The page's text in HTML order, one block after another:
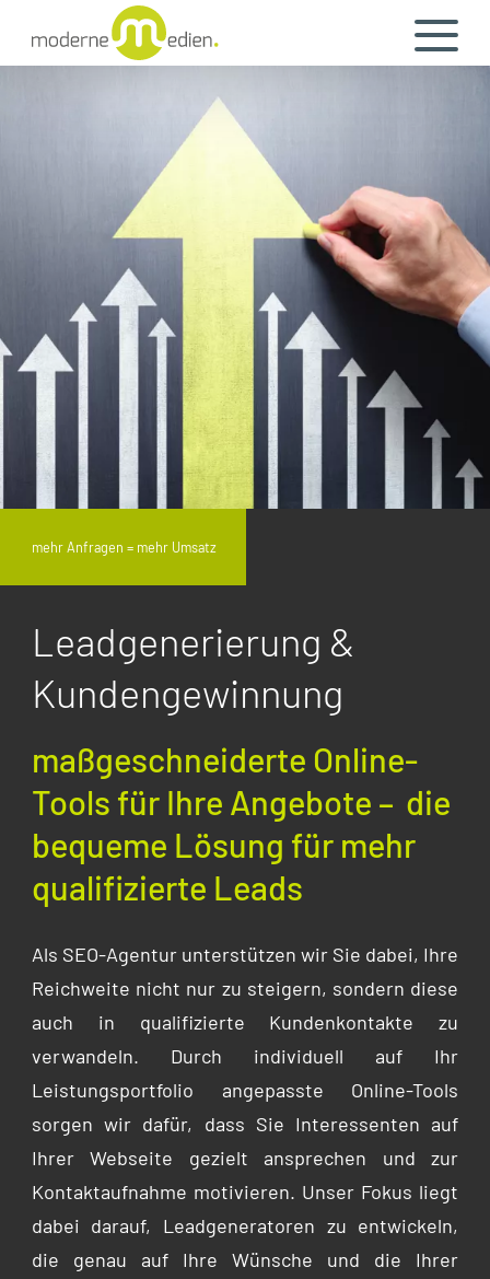
mehr Anfragen = mehr Umsatz
Leadgenerierung &
Kundengewinnung
maßgeschneiderte Online-
Tools für Ihre Angebote – die
bequeme Lösung für mehr
qualifizierte Leads
Als SEO-Agentur unterstützen wir Sie dabei, Ihre
Reichweite nicht nur zu steigern, sondern diese
auch in qualifizierte Kundenkontakte zu
verwandeln. Durch individuell auf Ihr
Leistungsportfolio angepasste Online-Tools
sorgen wir dafür, dass Sie Interessenten auf
Ihrer Webseite gezielt ansprechen und zur
Kontaktaufnahme motivieren. Unser Fokus liegt
dabei darauf, Leadgeneratoren zu entwickeln,
die genau auf Ihre Wünsche und die Ihrer